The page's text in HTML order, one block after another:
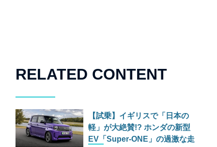
RELATED CONTENT
【試乗】イギリスで「日本の
軽」が大絶賛!? ホンダの新型
EV「Super-ONE」の過激な走